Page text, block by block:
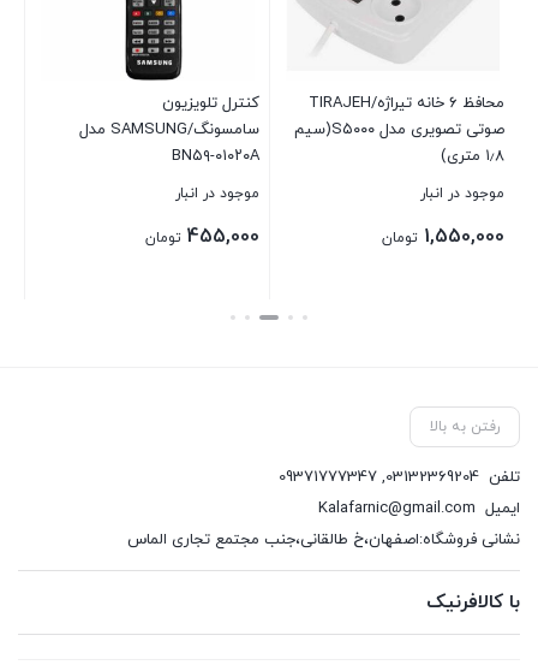
محافظ ۶ خانه تیراژه/TIRAJEH
صوتی تصویری مدل S۵۰۰۰(سیم
۱٫۸ متری)
موجود در انبار
1,550,000 تومان
کنترل تلویزیون
سامسونگ/SAMSUNG مدل
BN۵۹-۰۱۰۲۰A
موجود در انبار
455,000 تومان
بستن
رفتن به بالا
تلفن 03132369204
,
09371777347
ایمیل Kalafarnic@gmail.com
نشانی فروشگاه:اصفهان،خ طالقانی،جنب مجتمع تجاری الماس
با کالافرنیک